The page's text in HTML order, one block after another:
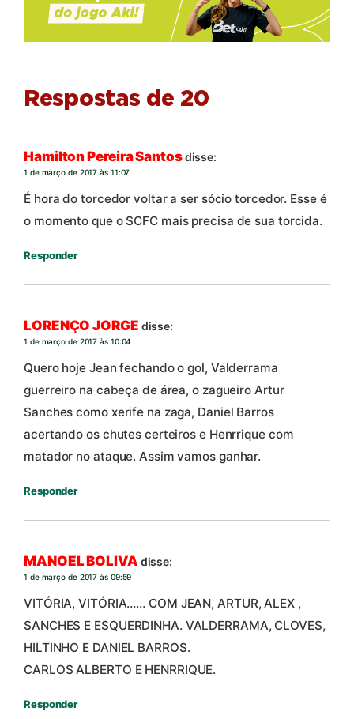
Respostas de 20
Hamilton Pereira Santosdisse:
1 de março de 2017 às 11:07
É hora do torcedor voltar a ser sócio torcedor. Esse é
o momento que o SCFC mais precisa de sua torcida.
Responder
LORENÇO JORGE disse:
1 de março de 2017 às 10:04
Quero hoje Jean fechando o gol, Valderrama
guerreiro na cabeça de área, o zagueiro Artur
Sanches como xerife na zaga, Daniel Barros
acertando os chutes certeiros e Henrrique com
matador no ataque. Assim vamos ganhar.
Responder
MANOEL BOLIVA disse:
1 de março de 2017 às 09:59
VITÓRIA, VITÓRIA…… COM JEAN, ARTUR, ALEX ,
SANCHES E ESQUERDINHA. VALDERRAMA, CLOVES,
HILTINHO E DANIEL BARROS.
CARLOS ALBERTO E HENRRIQUE.
Responder